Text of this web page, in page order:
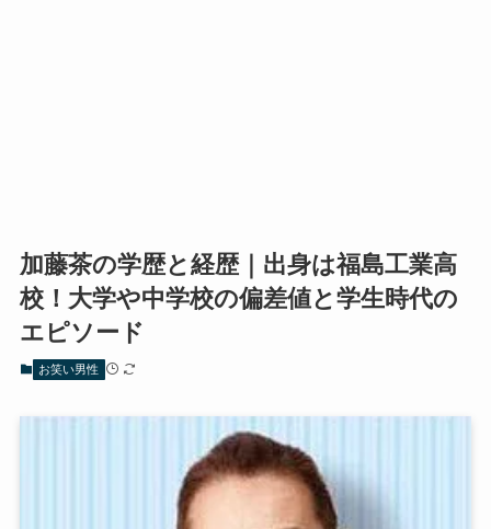
加藤茶の学歴と経歴｜出身は福島工業高
校！大学や中学校の偏差値と学生時代の
エピソード
お笑い男性